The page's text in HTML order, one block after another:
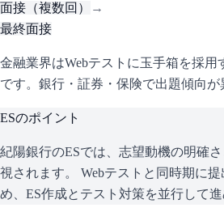
面接（複数回）
→
最終面接
金融業界はWebテストに玉手箱を採
です。銀行・証券・保険で出題傾向が
ESのポイント
紀陽銀行のESでは、志望動機の明確
視されます。 Webテストと同時期に
め、ES作成とテスト対策を並行して進